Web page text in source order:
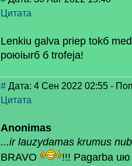
Цитата
Lenkiu galvа prieр tokб
poюiыrб б trofejа!
# Дата: 4 Сен 2022 02:55 -
Цитата
Anonimas
...ir lauzydamas krumus
BRAVO
!!! Pagarba